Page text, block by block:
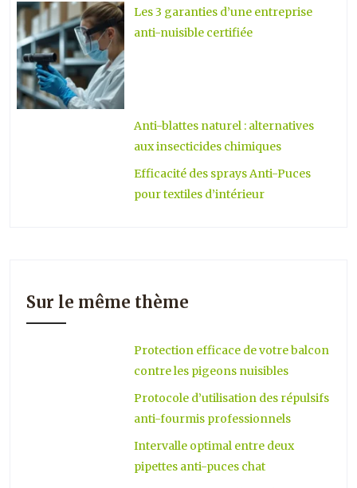
Les 3 garanties d’une entreprise
anti-nuisible certifiée
Anti-blattes naturel : alternatives
aux insecticides chimiques
Efficacité des sprays Anti-Puces
pour textiles d’intérieur
Sur le même thème
Protection efficace de votre balcon
contre les pigeons nuisibles
Protocole d’utilisation des répulsifs
anti-fourmis professionnels
Intervalle optimal entre deux
pipettes anti-puces chat